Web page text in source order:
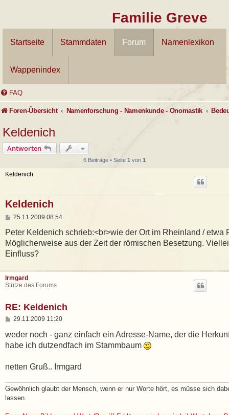
Familie Greve
Startseite Stammdaten Forum Namenlexikon
Wappenindex
FAQ
Foren-Übersicht Namenforschung - Namenkunde - Onomastik
Keldenich
Antworten
6 Beiträge • Seite 1 von 1
Keldenich
Keldenich
B
i
t
r
a
25.11.2009 08:54
Peter Keldenich schrieb:<br>wie der Ort im Rheinland / etwa
Möglicherweise aus der Zeit der römischen Besetzung.
Einfluss?
Irmgard
Stütze des Forums
RE: Keldenich
B
i
r
29.11.2009 11:20
weder noch - ganz einfach ein Adresse-Name, der die
habe ich dutzendfach im Stammbaum
netten Gruß.. Irmgard
Gewöhnlich glaubt der Mensch, wenn er nur Worte hört, es müsse sich
lassen.